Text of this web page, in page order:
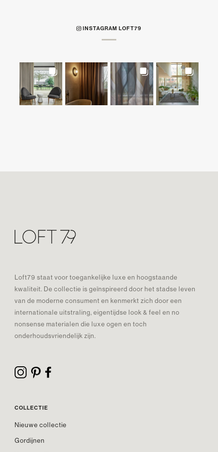
INSTAGRAM LOFT79
Loft79 staat voor toegankelijke luxe en hoogstaande
kwaliteit. De collectie is geïnspireerd door het stadse leven
van de moderne consument en kenmerkt zich door een
internationale uitstraling, eigentijdse look & feel en no
nonsense materialen die luxe ogen en toch
onderhoudsvriendelijk zijn.
COLLECTIE
Nieuwe collectie
Gordijnen